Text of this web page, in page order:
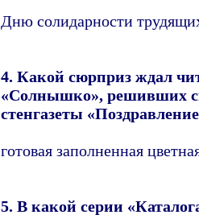
Дню солидарности
4. Какой сюрприз ждал
«Солнышко», решивших
стенгазеты
готовая заполненная
5. В какой серии